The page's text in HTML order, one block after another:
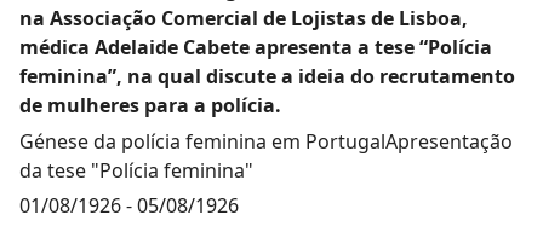
na Associação Comercial de Lojistas de Lisboa,
médica Adelaide Cabete apresenta a tese “Polícia
feminina”, na qual discute a ideia do recrutamento
de mulheres para a polícia.
Génese da polícia feminina em PortugalApresentação
da tese "Polícia feminina"
01/08/1926-05/08/1926